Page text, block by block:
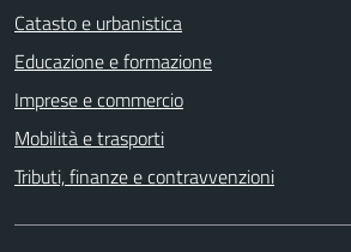
Catasto e urbanistica
Educazione e formazione
Imprese e commercio
Mobilità e trasporti
Tributi, finanze e contravvenzioni